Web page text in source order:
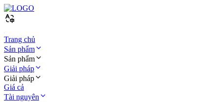
Trang chủ
Sản phẩm
Sản phẩm
Giải pháp
Giải pháp
Giá cả
Tài nguyên